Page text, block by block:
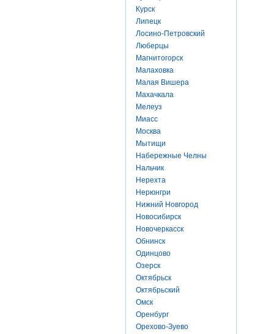
Курск
Липецк
Лосино-Петровский
Люберцы
Магнитогорск
Малаховка
Малая Вишера
Махачкала
Мелеуз
Миасс
Москва
Мытищи
Набережные Челны
Нальчик
Нерехта
Нерюнгри
Нижний Новгород
Новосибирск
Новочеркасск
Обнинск
Одинцово
Озерск
Октябрьск
Октябрьский
Омск
Оренбург
Орехово-Зуево